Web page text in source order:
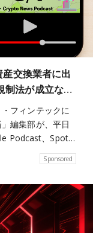
産交換業者に出
制法が成立な…
フィンテックに
編集部が、平日
Podcast、Spot…
Sponsored